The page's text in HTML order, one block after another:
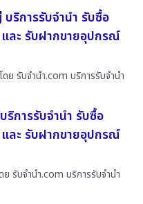
ริการรับจำนำ รับซื้อ
ละ รับฝากขายอุปกรณ์
ย รับจํานํา.com บริการรับจำนำ
ริการรับจำนำ รับซื้อ
ละ รับฝากขายอุปกรณ์
รับจํานํา.com บริการรับจำนำ